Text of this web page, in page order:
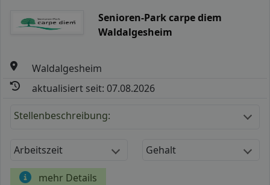
Senioren-Park carpe diem
Waldalgesheim
Waldalgesheim
aktualisiert seit: 07.08.2026
Stellenbeschreibung:
Arbeitszeit Gehalt
mehr Details